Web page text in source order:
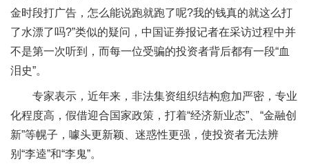
金时段打广告，怎么能说跑就跑了呢?我的钱真的就这么打
了水漂了吗?”类似的疑问，中国证券报记者在采访过程中并
不是第一次听到，而每一位受骗的投资者背后都有一段“血
泪史”。
专家表示，近年来，非法集资组织结构愈加严密，专业
化程度高，假借迎合国家政策，打着“经济新业态”、“金融创
新”等幌子，噱头更新颖、迷惑性更强，使投资者无法辨
别“李逵”和“李鬼”。